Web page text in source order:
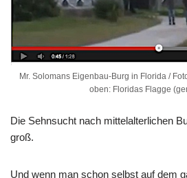
Mr. Solomans Eigenbau-Burg in Florida /
oben: Floridas Flagge
Die Sehnsucht nach mittelalterlichen
groß.
Und wenn man schon selbst auf dem